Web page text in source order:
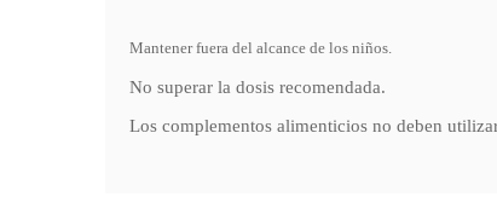
Mantener fuera del alcance de los niños.
No superar la dosis recomendada.
Los complementos alimenticios no deben